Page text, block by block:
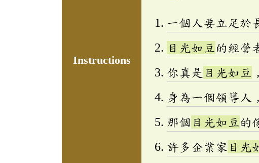
Instructions
一個人要立足於
目光如豆 的經營
你真是 目光如豆
身為一個領導人
那個 目光如豆 的
許多企業家 目光